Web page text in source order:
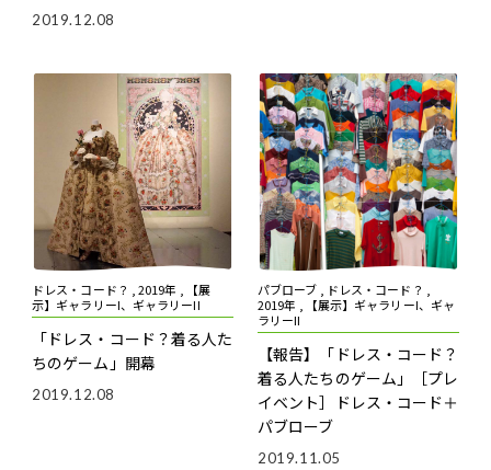
2019.12.08
ドレス・コード？ , 2019年 , 【展
示】ギャラリーI、ギャラリーII
「ドレス・コード？――着る人た
ちのゲーム」開幕
2019.12.08
パブローブ , ドレス・コード？ ,
2019年 , 【展示】ギャラリーI、ギャ
ラリーII
【報告】「ドレス・コード？――
着る人たちのゲーム」
［プレ
イベント］ドレス・コード＋
パブローブ
2019.11.05